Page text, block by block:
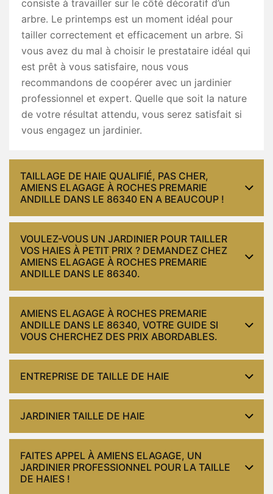
consiste à travailler sur le côté décoratif d’un
arbre. Le printemps est un moment idéal pour
tailler correctement et efficacement un arbre. Si
vous avez du mal à choisir le prestataire idéal qui
est prêt à vous satisfaire, nous vous
recommandons de coopérer avec un jardinier
professionnel et expert. Quelle que soit la nature
de votre résultat attendu, vous serez satisfait si
vous engagez un jardinier.
TAILLAGE DE HAIE QUALIFIÉ, PAS CHER,
AMIENS ELAGAGE À ROCHES PREMARIE
ANDILLE DANS LE 86340 EN A BEAUCOUP !
VOULEZ-VOUS UN JARDINIER POUR TAILLER
VOS HAIES À PETIT PRIX ? DEMANDEZ CHEZ
AMIENS ELAGAGE À ROCHES PREMARIE
ANDILLE DANS LE 86340.
AMIENS ELAGAGE À ROCHES PREMARIE
ANDILLE DANS LE 86340, VOTRE GUIDE SI
VOUS CHERCHEZ DES PRIX ABORDABLES.
ENTREPRISE DE TAILLE DE HAIE
JARDINIER TAILLE DE HAIE
FAITES APPEL À AMIENS ELAGAGE, UN
JARDINIER PROFESSIONNEL POUR LA TAILLE
DE HAIES !